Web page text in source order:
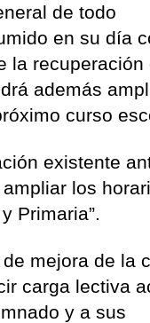
de todo
en su día
la recuperación
además
curso
existente
los
Primaria”.
mejora de la
carga lectiva
y a sus